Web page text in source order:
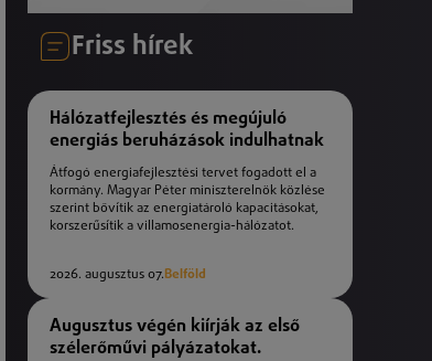
Friss hírek
Hálózatfejlesztés és megújuló
energiás beruházások indulhatnak
Átfogó energiafejlesztési tervet fogadott el a
kormány. Magyar Péter miniszterelnök közlése
szerint bővítik az energiatároló kapacitásokat,
korszerűsítik a villamosenergia-hálózatot.
2026. augusztus 07.Belföld
Augusztus végén kiírják az első
szélerőművi pályázatokat.